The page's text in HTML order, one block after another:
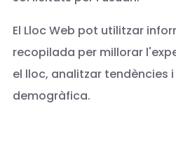
El Lloc Web pot utilitzar
recopilada per millorar
el lloc, analitzar tendències
demogràfica.